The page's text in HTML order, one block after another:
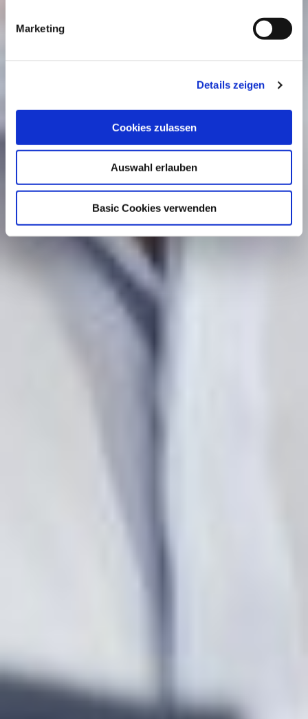
Marketing
Details zeigen
Cookies zulassen
Auswahl erlauben
Basic Cookies verwenden